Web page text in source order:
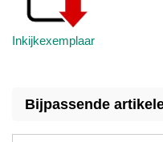
Inkijkexemplaar
Bijpassende